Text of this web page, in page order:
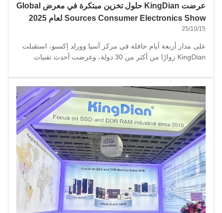
عرضت KingDian حلول تخزين مبتكرة في معرض Global
Sources Consumer Electronics Show لعام 2025
25/10/15
على مدار أربعة أيام حافلة في مركز آسيا وورلد إكسبو، استقبلت
KingDian زوارًا من أكثر من 30 دولة، وعرضت أحدث تقنيات
يمثل خطوة قوية أخرى إلى الأمام في توسعنا الدولي. تسليط
الضوء على الابتكار: منتجات مصممة لأكثر اتجاهات التكنولوجيا
سخونة لعا...